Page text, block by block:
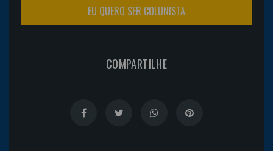
EU QUERO SER COLUNISTA
COMPARTILHE